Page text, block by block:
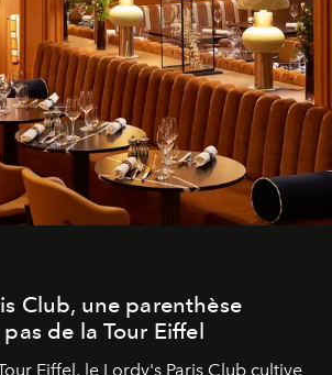
Club, une parenthèse
de la Tour Eiffel
Eiffel, le Lordy's Paris Club cultive